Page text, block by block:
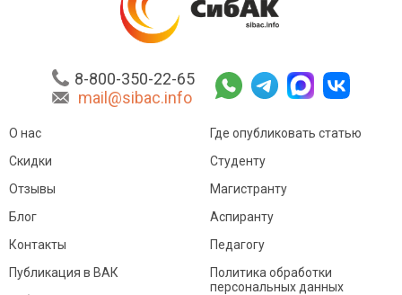
8-800-350-22-65
mail@sibac.info
О нас
Скидки
Отзывы
Блог
Контакты
Где опубликовать статью
Студенту
Магистранту
Аспиранту
Педагогу
Публикация в ВАК
Политика обработки
персональных данных